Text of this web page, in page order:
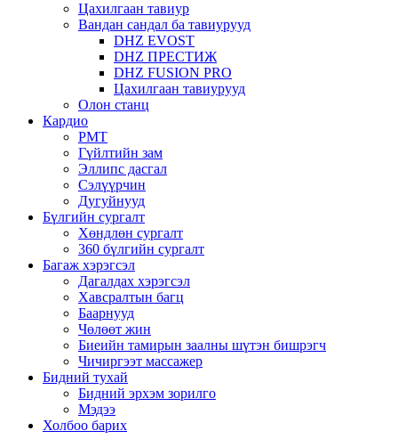
Цахилгаан тавиур
Вандан сандал ба тавиурууд
DHZ EVOST
DHZ ПРЕСТИЖ
DHZ FUSION PRO
Цахилгаан тавиурууд
Олон станц
Кардио
PMT
Гүйлтийн зам
Эллипс дасгал
Сэлүүрчин
Дугуйнууд
Бүлгийн сургалт
Хөндлөн сургалт
360 бүлгийн сургалт
Багаж хэрэгсэл
Дагалдах хэрэгсэл
Хавсралтын багц
Баарнууд
Чөлөөт жин
Биеийн тамирын заалны шүтэн бишрэгч
Чичиргээт массажер
Бидний тухай
Бидний эрхэм зорилго
Мэдээ
Холбоо барих